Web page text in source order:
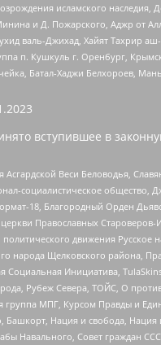
исламского
и Д. Пожарского, Аджр от
валь-Джихад, Хайят Тахрир
п. Кушкуль г. Оренбург,
Батал-Хаджи Белхороев,
вступившее в
Веси Беловодья,
социалистическое
18, Благородный Орден
Православных
движения Русское
Щелковского района,
Инициатива,
Рубеж Севера, ТОЙС, О
МПГ, Курсом Правды и
Башкорт, Нация и свобода,
Совет граждан